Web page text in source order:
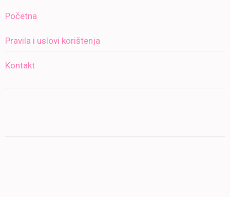
Početna
Pravila i uslovi korištenja
Kontakt